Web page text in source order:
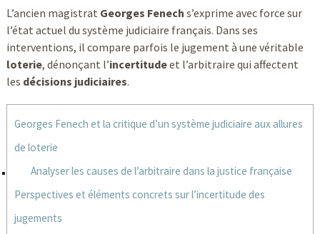
L’ancien magistrat Georges Fenech s’exprime avec force sur
l’état actuel du système judiciaire français. Dans ses
interventions, il compare parfois le jugement à une véritable
loterie, dénonçant l’incertitudeet l’arbitraire qui affectent
les décisions judiciaires.
Georges Fenech et la critique d’un système judiciaire aux allures
de loterie
Analyser les causes de l’arbitraire dans la justice française
Perspectives et éléments concrets sur l’incertitude des
jugements